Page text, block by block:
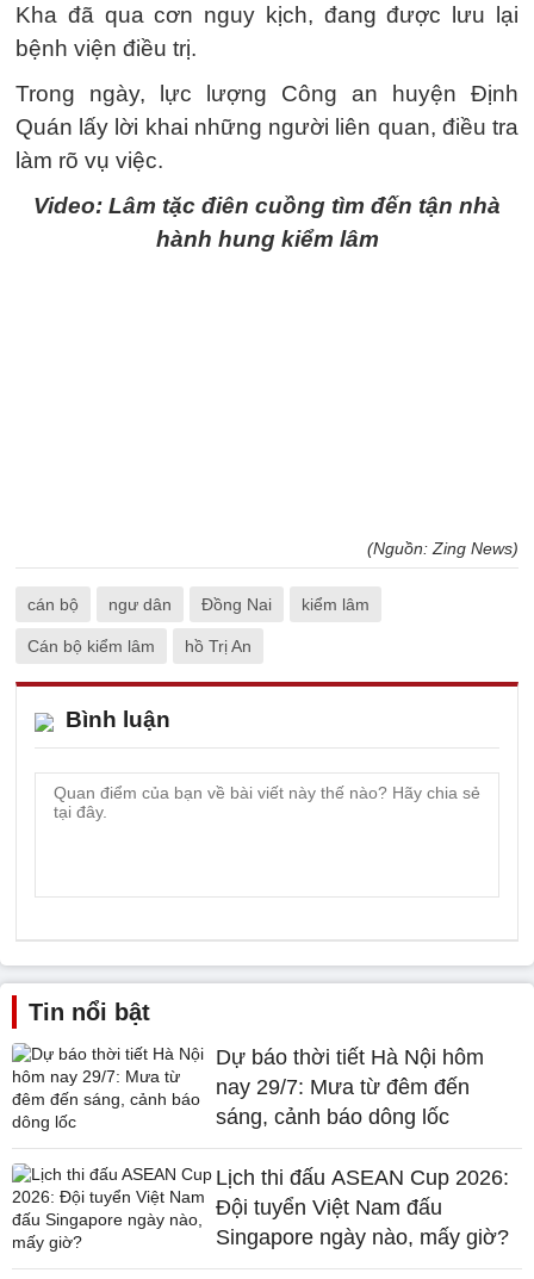
Kha đã qua cơn nguy kịch, đang được lưu lại
bệnh viện điều trị.
Trong ngày, lực lượng Công an huyện Định
Quán lấy lời khai những người liên quan, điều tra
làm rõ vụ việc.
Video: Lâm tặc điên cuồng tìm đến tận nhà
hành hung kiểm lâm
(Nguồn: Zing News)
cán bộ ngư dân Đồng Nai kiểm lâm
Cán bộ kiểm lâm hồ Trị An
Bình luận
Tin nổi bật
Dự báo thời tiết Hà Nội hôm
nay 29/7: Mưa từ đêm đến
sáng, cảnh báo dông lốc
Lịch thi đấu ASEAN Cup 2026:
Đội tuyển Việt Nam đấu
Singapore ngày nào, mấy giờ?